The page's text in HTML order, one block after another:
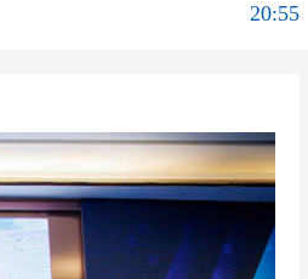
20:42
20:40
20:39
21:08